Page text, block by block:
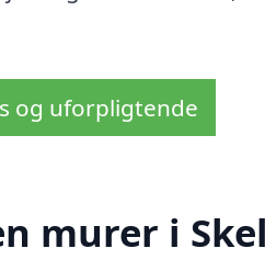
og uforpligtende
murer i